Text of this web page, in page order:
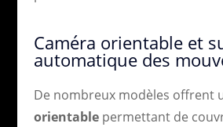
Caméra orientable et
automatique des
De nombreux modèles offrent
orientablepermettant de